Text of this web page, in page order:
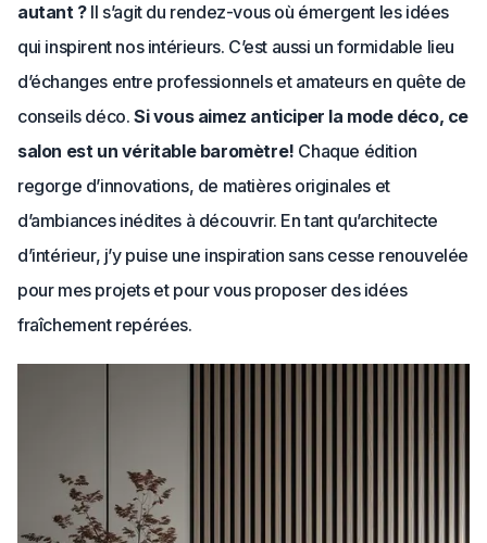
autant ?Il s’agit du rendez-vous où émergent les idées
qui inspirent nos intérieurs. C’est aussi un formidable lieu
d’échanges entre professionnels et amateurs en quête de
conseils déco. Si vous aimez anticiper la mode déco, ce
salon est un véritable baromètre! Chaque édition
regorge d’innovations, de matières originales et
d’ambiances inédites à découvrir. En tant qu’architecte
d’intérieur, j’y puise une inspiration sans cesse renouvelée
pour mes projets et pour vous proposer des idées
fraîchement repérées.